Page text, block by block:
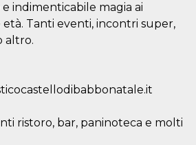
indimenticabile magia ai
Tanti eventi, incontri super,
altro.
ristoro, bar, paninoteca e molti
Tipo de
Descripción
de sesión
local